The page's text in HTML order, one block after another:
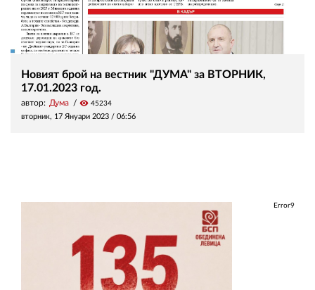
Новият брой на вестник "ДУМА" за ВТОРНИК,
17.01.2023 год.
автор: Дума visibility 45234
вторник, 17 Януари 2023 / 06:56
Error9